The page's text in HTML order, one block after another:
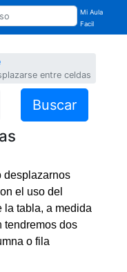
Mi Aula
Facil
entre celdas
Buscar
desplazarnos
el uso del
la tabla, a medida
tendremos dos
o fila